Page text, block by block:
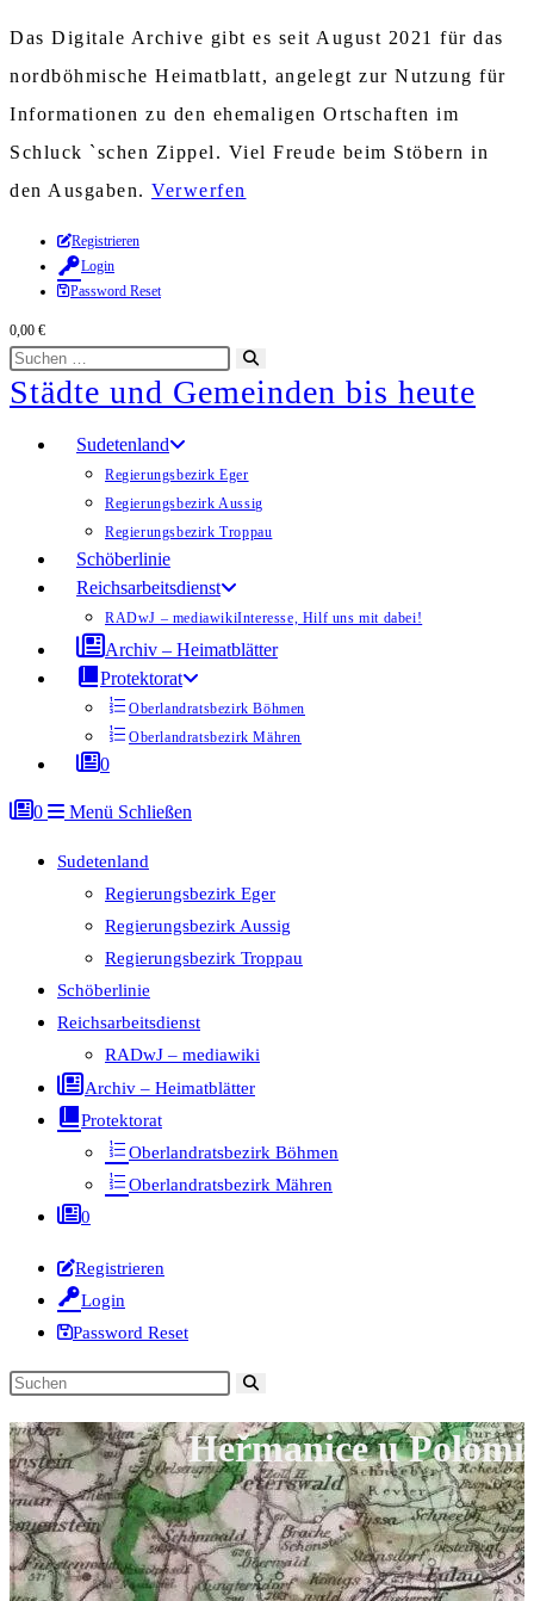
Das Digitale Archive gibt es seit August 2021 für das
nordböhmische Heimatblatt, angelegt zur Nutzung für
Informationen zu den ehemaligen Ortschaften im
Schluck `schen Zippel. Viel Freude beim Stöbern in
den Ausgaben. Verwerfen
Zum
Inhalt
springen
Registrieren
Login
Password Reset
0,00 €
Diese
Website
durchsuchen
starten
Städte und Gemeinden bis heute
Sudetenland
Regierungsbezirk Eger
Regierungsbezirk Aussig
Regierungsbezirk Troppau
Schöberlinie
Reichsarbeitsdienst
RADwJ – mediawikiInteresse, Hilf uns mit dabei!
Archiv – Heimatblätter
Protektorat
Oberlandratsbezirk Böhmen
Oberlandratsbezirk Mähren
0
0 Menü Schließen
Sudetenland
Regierungsbezirk Eger
Regierungsbezirk Aussig
Regierungsbezirk Troppau
Schöberlinie
Reichsarbeitsdienst
RADwJ – mediawiki
Archiv – Heimatblätter
Protektorat
Oberlandratsbezirk Böhmen
Oberlandratsbezirk Mähren
0
Registrieren
Login
Password Reset
Diese
durchsuchen
Heřmanice u Polomi